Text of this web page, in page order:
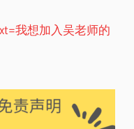
我想加入吴老师的